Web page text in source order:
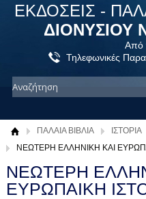
ΕΚΔΟΣΕΙΣ -
ΔΙΟΝΥΣΙΟΥ
Από
Τηλεφωνικές
ΠΑΛΑΙΑ ΒΙΒΛΙΑ
ΙΣΤΟΡΙΑ
ΝΕΩΤΕΡΗ ΕΛΛΗΝΙΚΗ ΚΑΙ
ΝΕΩΤΕΡΗ
ΕΥΡΩΠΑΙΚΗ